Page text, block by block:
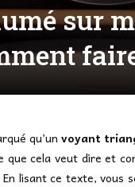
sur
qu’unvoyant
que cela veut dire et
lisant ce texte, vous